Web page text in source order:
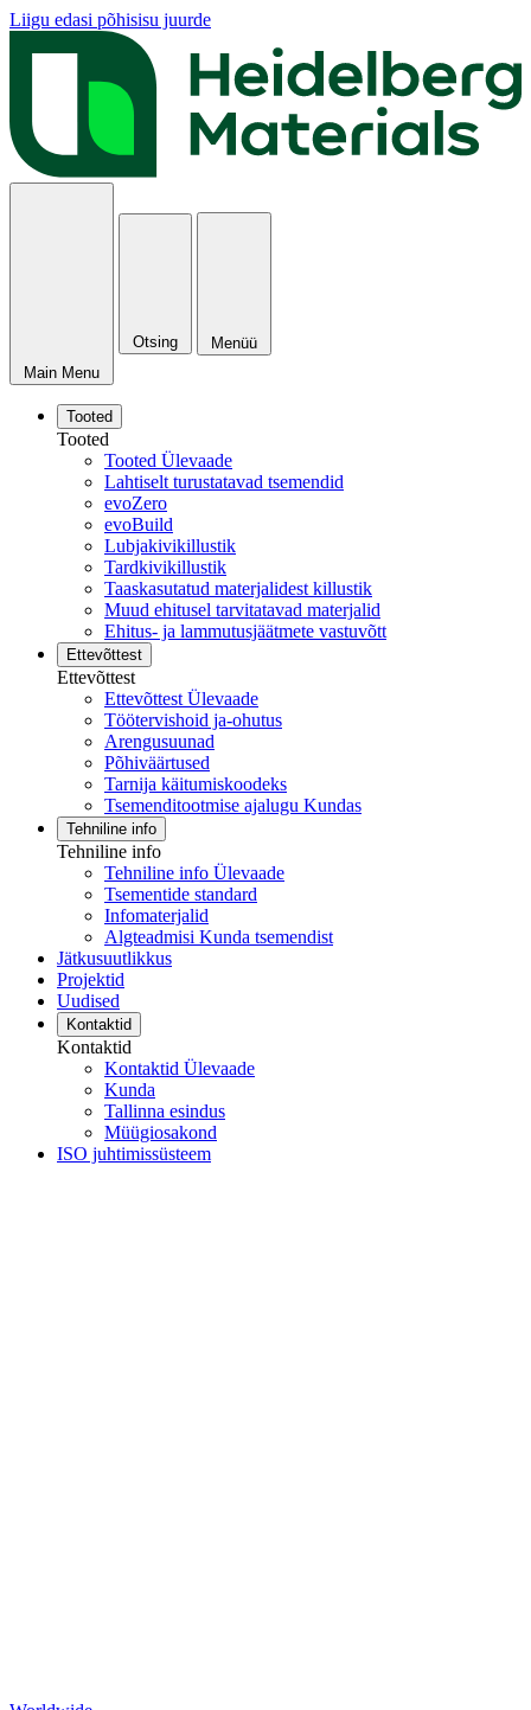
Liigu edasi põhisisu juurde
Main Menu
Otsing Menüü
Tooted
Tooted
Tooted Ülevaade
Lahtiselt turustatavad tsemendid
evoZero
evoBuild
Lubjakivikillustik
Tardkivikillustik
Taaskasutatud materjalidest killustik
Muud ehitusel tarvitatavad materjalid
Ehitus- ja lammutusjäätmete vastuvõtt
Ettevõttest
Ettevõttest
Ettevõttest Ülevaade
Töötervishoid ja-ohutus
Arengusuunad
Põhiväärtused
Tarnija käitumiskoodeks
Tsemenditootmise ajalugu Kundas
Tehniline info
Tehniline info
Tehniline info Ülevaade
Tsementide standard
Infomaterjalid
Algteadmisi Kunda tsemendist
Jätkusuutlikkus
Projektid
Uudised
Kontaktid
Kontaktid
Kontaktid Ülevaade
Kunda
Tallinna esindus
Müügiosakond
ISO juhtimissüsteem